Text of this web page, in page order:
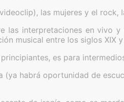
las mujeres y el
las interpretaciones en vivo
musical entre los siglos
es para
habrá oportunidad de